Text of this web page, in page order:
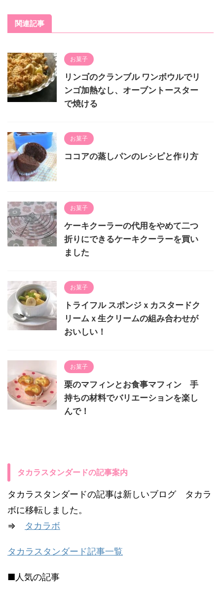
関連記事
お菓子
リンゴのクランブル ワンボウルでリ
ンゴ加熱なし、オーブントースター
で焼ける
お菓子
ココアの蒸しパンのレシピと作り方
お菓子
ケーキクーラーの代用をやめて二つ
折りにできるケーキクーラーを買い
ました
お菓子
トライフル スポンジｘカスタードク
リームｘ生クリームの組み合わせが
おいしい！
お菓子
栗のマフィンとお食事マフィン 手
持ちの材料でバリエーションを楽し
んで！
タカラスタンダードの記事案内
タカラスタンダードの記事は新しいブログ タカラ
ボに移転しました。
⇒ タカラボ
タカラスタンダード記事一覧
■人気の記事